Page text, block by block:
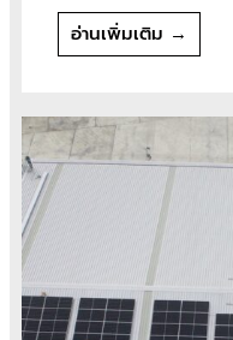
อ่านเพิ่มเติม →